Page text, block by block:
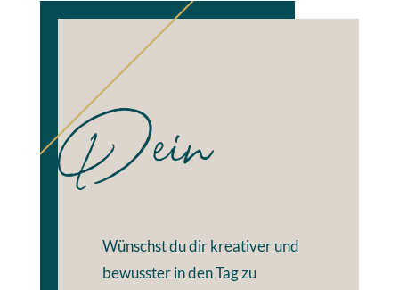
Dein
Wünschst du dir kreativer und
bewusster in den Tag zu